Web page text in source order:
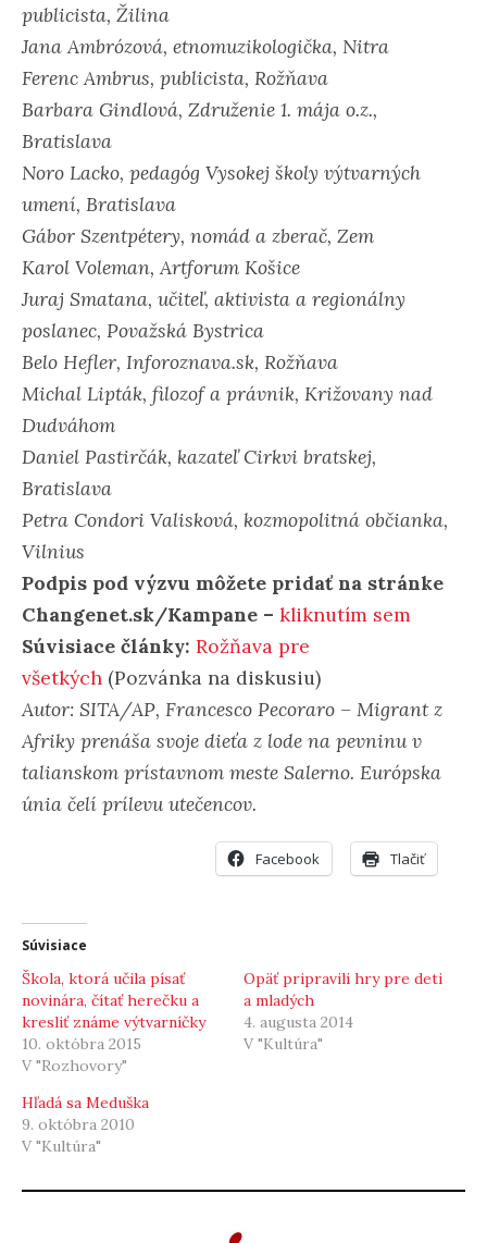
publicista, Žilina
Jana Ambrózová, etnomuzikologička, Nitra
Ferenc Ambrus, publicista, Rožňava
Barbara Gindlová, Združenie 1. mája o.z.,
Bratislava
Noro Lacko, pedagóg Vysokej školy výtvarných
umení, Bratislava
Gábor Szentpétery, nomád a zberač, Zem
Karol Voleman, Artforum Košice
Juraj Smatana, učiteľ, aktivista a regionálny
poslanec, Považská Bystrica
Belo Hefler, Inforoznava.sk, Rožňava
Michal Lipták, filozof a právnik, Križovany nad
Dudváhom
Daniel Pastirčák, kazateľ Cirkvi bratskej,
Bratislava
Petra Condori Valisková, kozmopolitná občianka,
Vilnius
Podpis pod výzvu môžete pridať na stránke
Changenet.sk/Kampane – kliknutím sem
Súvisiace články: Rožňava pre
všetkých (Pozvánka na diskusiu)
Autor: SITA/AP, Francesco Pecoraro – Migrant z
Afriky prenáša svoje dieťa z lode na pevninu v
talianskom prístavnom meste Salerno. Európska
únia čelí prílevu utečencov.
Facebook Tlačiť
Súvisiace
Škola, ktorá učila písať
novinára, čítať herečku a
kresliť známe výtvarníčky
10. októbra 2015
V "Rozhovory"
Opäť pripravili hry pre deti
a mladých
4. augusta 2014
V "Kultúra"
Hľadá sa Meduška
9. októbra 2010
V "Kultúra"